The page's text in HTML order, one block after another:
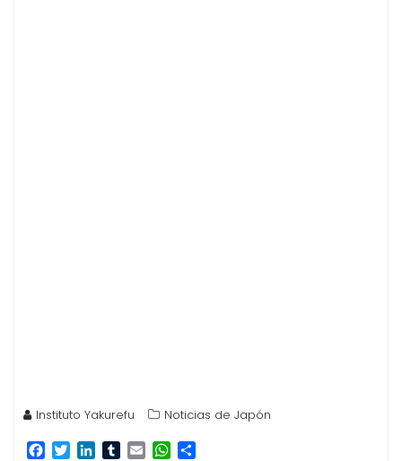
Instituto Yakurefu Noticias de Japón
T
T
W